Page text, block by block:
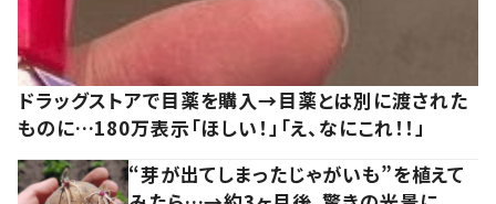
ドラッグストアで目薬を購入→目薬とは別に渡された
ものに…180万表示「ほしい！」「え、なにこれ！！」
“芽が出てしまったじゃがいも”を植えて